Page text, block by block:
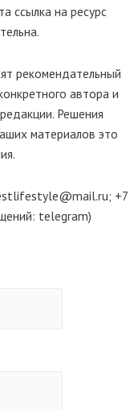
ссылка на ресурс
рекомендательный
автора и
Решения
материалов это
+7
telegram)